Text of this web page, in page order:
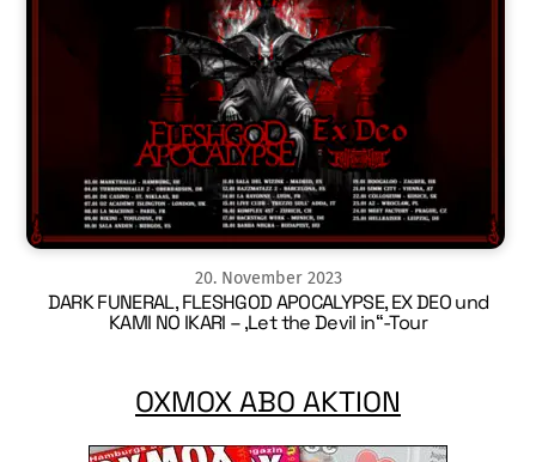
20. November 2023
DARK FUNERAL, FLESHGOD APOCALYPSE, EX DEO und
KAMI NO IKARI – ‚Let the Devil in“-Tour
OXMOX ABO AKTION